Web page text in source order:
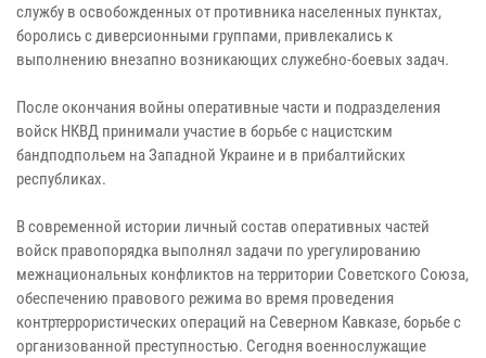
службу в освобожденных от противника населенных пунктах,
боролись с диверсионными группами, привлекались к
выполнению внезапно возникающих служебно-боевых задач.
После окончания войны оперативные части и подразделения
войск НКВД принимали участие в борьбе с нацистским
бандподпольем на Западной Украине и в прибалтийских
республиках.
В современной истории личный состав оперативных частей
войск правопорядка выполнял задачи по урегулированию
межнациональных конфликтов на территории Советского Союза,
обеспечению правового режима во время проведения
контртеррористических операций на Северном Кавказе, борьбе с
организованной преступностью. Сегодня военнослужащие